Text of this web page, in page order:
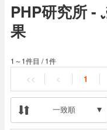
PHP研究所 -
果
1～1件目 /1件
<< < 1
一致順